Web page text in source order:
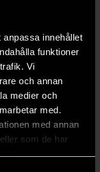
innehållet
funktioner
Vi
och annan
medier och
med.
med annan
som de har
Beställ